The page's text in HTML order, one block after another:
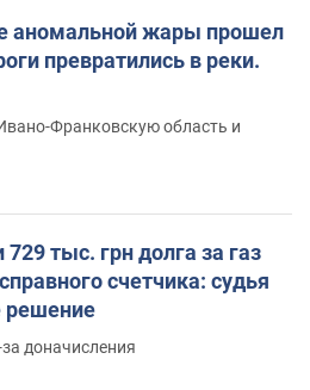
аномальной жары прошел
превратились в реки.
Франковскую область и
тыс. грн долга за газ
счетчика: судья
решение
доначисления